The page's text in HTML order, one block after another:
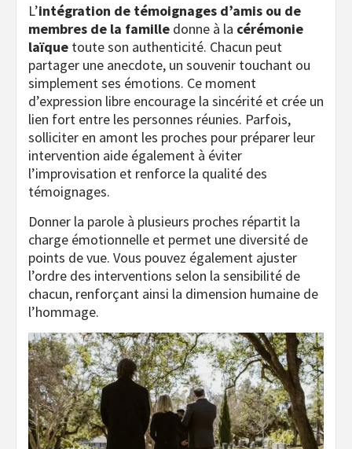
L’intégration de témoignages d’amis ou de
membres de la famille donne à la cérémonie
laïque toute son authenticité. Chacun peut
partager une anecdote, un souvenir touchant ou
simplement ses émotions. Ce moment
d’expression libre encourage la sincérité et crée un
lien fort entre les personnes réunies. Parfois,
solliciter en amont les proches pour préparer leur
intervention aide également à éviter
l’improvisation et renforce la qualité des
témoignages.
Donner la parole à plusieurs proches répartit la
charge émotionnelle et permet une diversité de
points de vue. Vous pouvez également ajuster
l’ordre des interventions selon la sensibilité de
chacun, renforçant ainsi la dimension humaine de
l’hommage.